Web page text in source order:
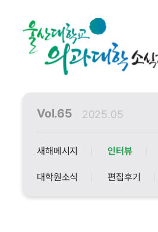
Vol.65 2025.05
새해메시지 인터뷰
대학원소식 편집후기